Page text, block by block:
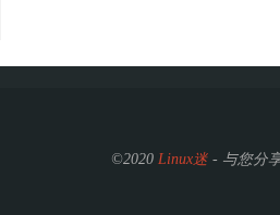
©2020 Linux迷 - 与您分